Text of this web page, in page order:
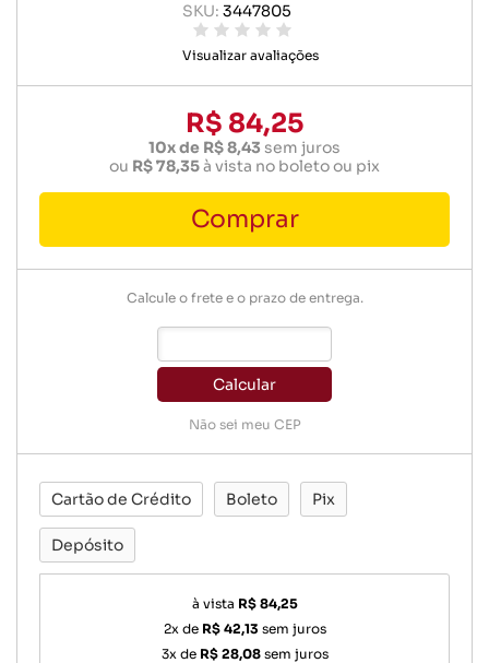
SKU: 3447805
Visualizar avaliações
R$ 84,25
10x de R$ 8,43 sem juros
ou R$ 78,35à vista no boleto ou pix
Comprar
Calcule o frete e o prazo de entrega.
Calcular
Não sei meu CEP
Cartão de Crédito Boleto Pix
Depósito
à vista R$ 84,25
2x de R$ 42,13 sem juros
3x de R$ 28,08sem juros